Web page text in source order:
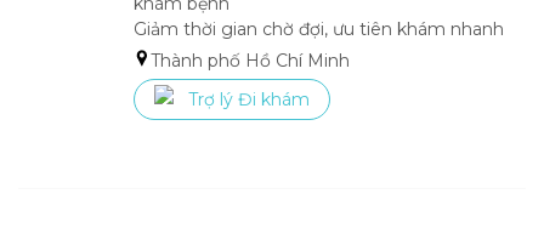
Giảm thời gian chờ đợi, ưu tiên khám nhanh
Thành phố Hồ Chí Minh
Trợ lý Đi khám